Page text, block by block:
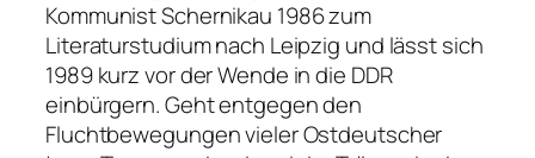
Kommunist Schernikau 1986 zum
Literaturstudium nach Leipzig und lässt sich
1989 kurz vor der Wende in die DDR
einbürgern. Geht entgegen den
Fluchtbewegungen vieler Ostdeutscher